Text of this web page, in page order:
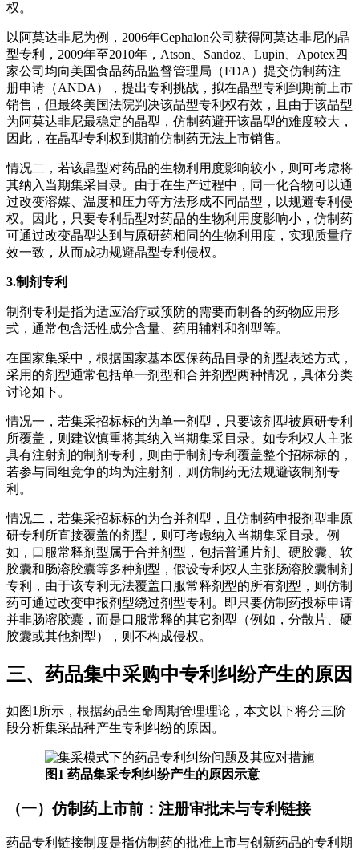
权。
以阿莫达非尼为例，2006年Cephalon公司获得阿莫达非尼的晶
型专利，2009年至2010年，Atson、Sandoz、Lupin、Apotex四
家公司均向美国食品药品监督管理局（FDA）提交仿制药注
册申请（ANDA），提出专利挑战，拟在晶型专利到期前上市
销售，但最终美国法院判决该晶型专利权有效，且由于该晶型
为阿莫达非尼最稳定的晶型，仿制药避开该晶型的难度较大，
因此，在晶型专利权到期前仿制药无法上市销售。
情况二，若该晶型对药品的生物利用度影响较小，则可考虑将
其纳入当期集采目录。由于在生产过程中，同一化合物可以通
过改变溶媒、温度和压力等方法形成不同晶型，以规避专利侵
权。因此，只要专利晶型对药品的生物利用度影响小，仿制药
可通过改变晶型达到与原研药相同的生物利用度，实现质量疗
效一致，从而成功规避晶型专利侵权。
3.制剂专利
制剂专利是指为适应治疗或预防的需要而制备的药物应用形
式，通常包含活性成分含量、药用辅料和剂型等。
在国家集采中，根据国家基本医保药品目录的剂型表述方式，
采用的剂型通常包括单一剂型和合并剂型两种情况，具体分类
讨论如下。
情况一，若集采招标标的为单一剂型，只要该剂型被原研专利
所覆盖，则建议慎重将其纳入当期集采目录。如专利权人主张
具有注射剂的制剂专利，则由于制剂专利覆盖整个招标标的，
若参与同组竞争的均为注射剂，则仿制药无法规避该制剂专
利。
情况二，若集采招标标的为合并剂型，且仿制药申报剂型非原
研专利所直接覆盖的剂型，则可考虑纳入当期集采目录。例
如，口服常释剂型属于合并剂型，包括普通片剂、硬胶囊、软
胶囊和肠溶胶囊等多种剂型，假设专利权人主张肠溶胶囊制剂
专利，由于该专利无法覆盖口服常释剂型的所有剂型，则仿制
药可通过改变申报剂型绕过剂型专利。即只要仿制药投标申请
并非肠溶胶囊，而是口服常释的其它剂型（例如，分散片、硬
胶囊或其他剂型），则不构成侵权。
三、药品集中采购中专利纠纷产生的原因
如图1所示，根据药品生命周期管理理论，本文以下将分三阶
段分析集采品种产生专利纠纷的原因。
图1 药品集采专利纠纷产生的原因示意
（一）仿制药上市前：注册审批未与专利链接
药品专利链接制度是指仿制药的批准上市与创新药品的专利期